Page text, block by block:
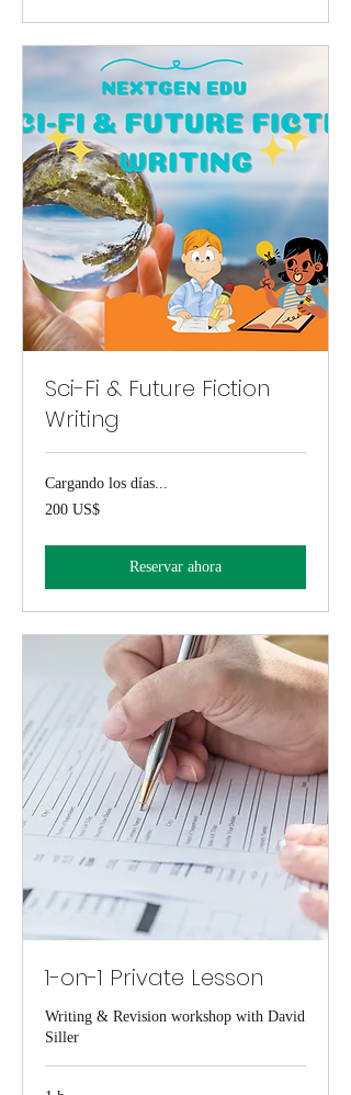
Sci-Fi & Future Fiction
Writing
Cargando los días...
200
dólares
200 US$
Reservar ahora
1-on-1 Private Lesson
Writing & Revision workshop with David
Siller